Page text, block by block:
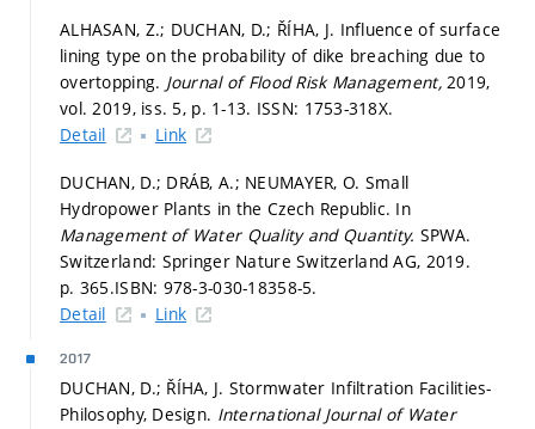
ALHASAN, Z.; DUCHAN, D.; ŘÍHA, J. Influence of surface
lining type on the probability of dike breaching due to
overtopping. Journal of Flood Risk Management,2019,
vol. 2019, iss. 5, p. 1-13. ISSN: 1753-318X.
Detail
Link
DUCHAN, D.; DRÁB, A.; NEUMAYER, O. Small
Hydropower Plants in the Czech Republic. In
Management of Water Quality and Quantity. SPWA.
Switzerland: Springer Nature Switzerland AG, 2019.
p. 365.ISBN: 978-3-030-18358-5.
Detail
Link
2017
DUCHAN, D.; ŘÍHA, J. Stormwater Infiltration Facilities-
Philosophy, Design. International Journal of Water